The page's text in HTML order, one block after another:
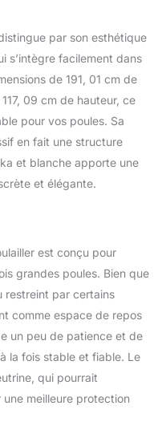
Elle assure
votre
des poulets
d’air frais Le
est construit en
sapin massif, ce
rend durable De
le toit inclinable est
de tissu
couchage
par son esthétique
s’intègre facilement dans
de 191, 01 cm de
09 cm de hauteur, ce
pour vos poules. Sa
en fait une structure
et blanche apporte une
et élégante.
est conçu pour
grandes poules. Bien que
restreint par certains
comme espace de repos
un peu de patience et de
la fois stable et fiable. Le
qui pourrait
une meilleure protection